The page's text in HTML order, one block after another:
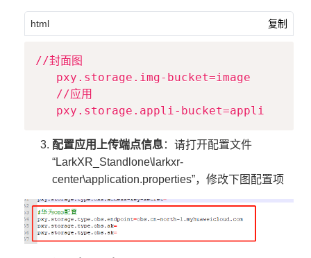
html 复制
//封面图
   pxy.storage.img-bucket=image
   //应用
配置应用上传端点信息：请打开配置文件
“LarkXR_Standlone\larkxr-
center\application.properties”，修改下图配置项